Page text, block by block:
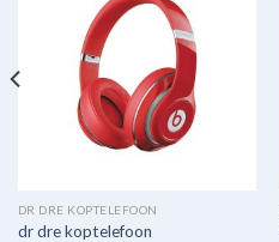
DR DRE KOPTELEFOON
dr dre koptelefoon